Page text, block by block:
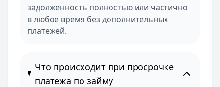
задолженность полностью или частично
в любое время без дополнительных
платежей.
Что происходит при просрочке
платежа по займу